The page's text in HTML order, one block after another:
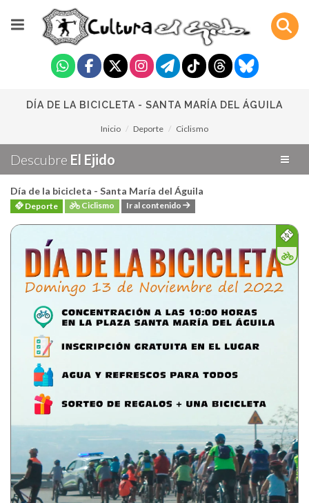
DÍA DE LA BICICLETA - SANTA MARÍA DEL ÁGUILA
Inicio Deporte Ciclismo
Descubre El Ejido
Día de la bicicleta - Santa María del Águila
Deporte Ciclismo Ir al contenido